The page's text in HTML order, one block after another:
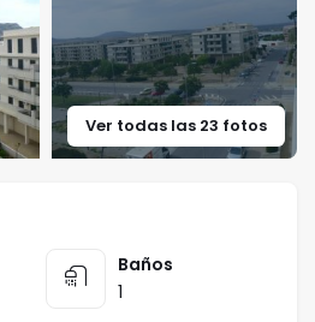
Ver todas las 23 fotos
Baños
1